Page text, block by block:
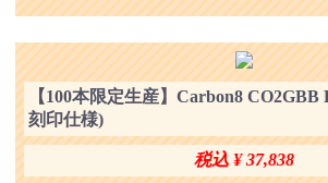
【100本限定生産】Carbon8
刻印仕様)
税込 ¥ 37,838